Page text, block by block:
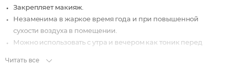
Закрепляет макияж.
Незаменима в жаркое время года и при повышенной
сухости воздуха в помещении.
Можно использовать с утра и вечером как тоник перед
Читать все